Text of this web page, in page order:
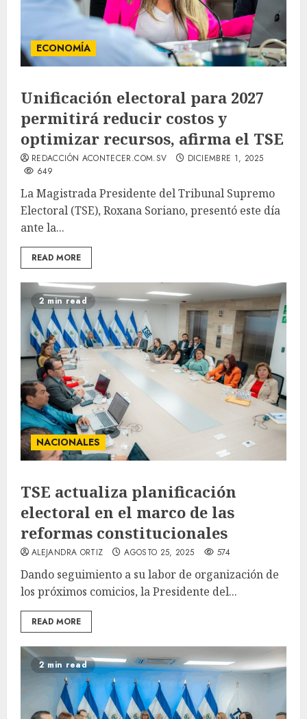
ECONOMÍA
Unificación electoral para 2027
permitirá reducir costos y
optimizar recursos, afirma el TSE
REDACCIÓN ACONTECER.COM.SV
DICIEMBRE 1, 2025
649
La Magistrada Presidente del Tribunal Supremo
Electoral (TSE), Roxana Soriano, presentó este día
ante la...
READ MORE
2 min read
NACIONALES
TSE actualiza planificación
electoral en el marco de las
reformas constitucionales
ALEJANDRA ORTIZ AGOSTO 25, 2025 574
Dando seguimiento a su labor de organización de
los próximos comicios, la Presidente del...
READ MORE
2 min read